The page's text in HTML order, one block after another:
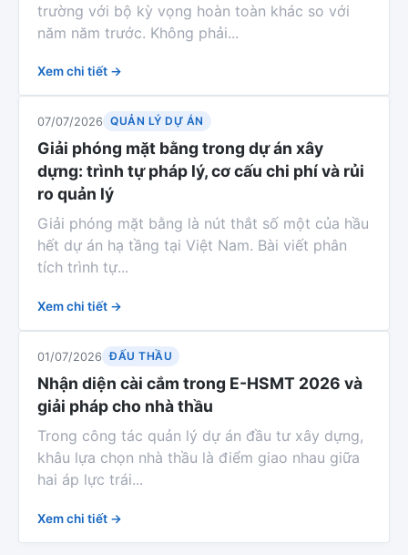
trường với bộ kỳ vọng hoàn toàn khác so với
năm năm trước. Không phải...
Xem chi tiết →
07/07/2026 QUẢN LÝ DỰ ÁN
Giải phóng mặt bằng trong dự án xây
dựng: trình tự pháp lý, cơ cấu chi phí và rủi
ro quản lý
Giải phóng mặt bằng là nút thắt số một của hầu
hết dự án hạ tầng tại Việt Nam. Bài viết phân
tích trình tự...
Xem chi tiết →
01/07/2026 ĐẤU THẦU
Nhận diện cài cắm trong E-HSMT 2026 và
giải pháp cho nhà thầu
Trong công tác quản lý dự án đầu tư xây dựng,
khâu lựa chọn nhà thầu là điểm giao nhau giữa
hai áp lực trái...
Xem chi tiết →